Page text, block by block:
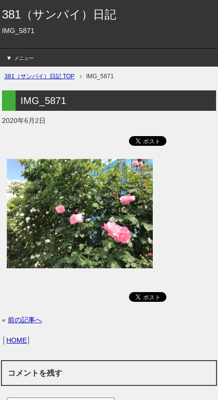
381（サンパイ）日記
IMG_5871
メニュー
381（サンパイ）日記 TOP IMG_5871
IMG_5871
2020年6月2日
«前の記事へ
HOME
コメントを残す